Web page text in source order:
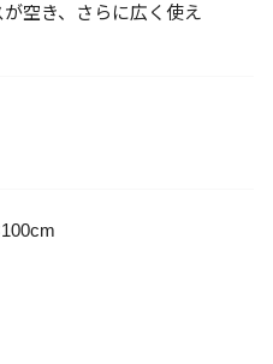
空き、さらに広く使え